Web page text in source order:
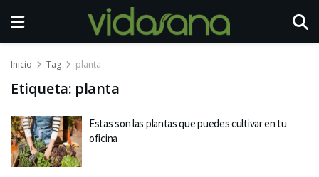
Inicio Tag planta
Etiqueta: planta
Estas son las plantas que puedes cultivar en tu
oficina